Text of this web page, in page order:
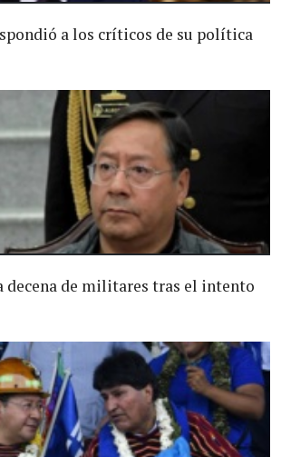
a los críticos de su política
decena de militares tras el intento